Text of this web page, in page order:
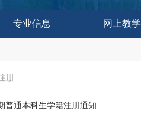
专业信息 网上教学
册
普通本科生学籍注册通知